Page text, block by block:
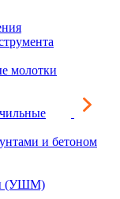
молотки
и бетоном
(УШМ)